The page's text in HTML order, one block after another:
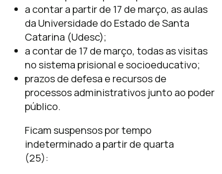
a contar a partir de 17 de março, as aulas
da Universidade do Estado de Santa
Catarina (Udesc);
a contar de 17 de março, todas as visitas
no sistema prisional e socioeducativo;
prazos de defesa e recursos de
processos administrativos junto ao poder
público.
Ficam suspensos por tempo
indeterminado a partir de quarta
(25):